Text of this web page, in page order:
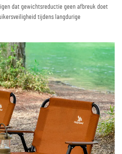
dat gewichtsreductie geen afbreuk doet
tijdens langdurige